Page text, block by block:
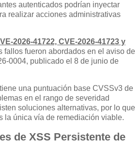
autenticados podrían inyectar
realizar acciones administrativas
2026-41722, CVE-2026-41723 y
fallos fueron abordados en el aviso de
0004, publicado el 8 de junio de
una puntuación base CVSSv3 de
en el rango de severidad
soluciones alternativas, por lo que
la única vía de remediación viable.
de XSS Persistente de